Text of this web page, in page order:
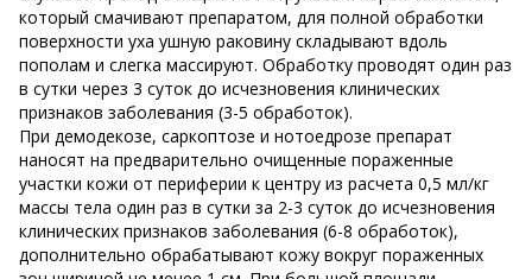
который смачивают препаратом, для полной обработки
поверхности уха ушную раковину складывают вдоль
пополам и слегка массируют. Обработку проводят один раз
в сутки через 3 суток до исчезновения клинических
признаков заболевания (3-5 обработок).
При демодекозе, саркоптозе и нотоедрозе препарат
наносят на предварительно очищенные пораженные
участки кожи от периферии к центру из расчета 0,5 мл/кг
массы тела один раз в сутки за 2-3 суток до исчезновения
клинических признаков заболевания (6-8 обработок),
дополнительно обрабатывают кожу вокруг пораженных